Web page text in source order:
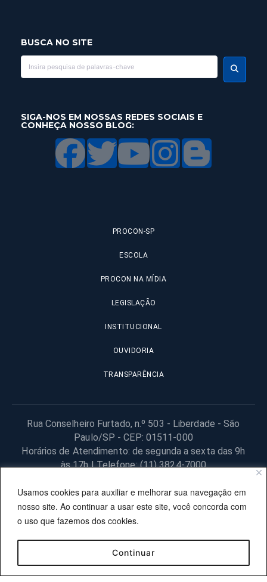
Usamos cookies para auxiliar e melhorar sua navegação em
nosso site. Ao continuar a usar este site, você concorda com
o uso que fazemos dos cookies.
Continuar
BUSCA NO SITE
SIGA-NOS EM NOSSAS REDES SOCIAIS E
CONHEÇA NOSSO BLOG:
PROCON-SP
ESCOLA
PROCON NA MÍDIA
LEGISLAÇÃO
INSTITUCIONAL
OUVIDORIA
TRANSPARÊNCIA
Rua Conselheiro Furtado, n.º 503 - Liberdade - São
Paulo/SP - CEP: 01511-000
Horários de Atendimento: de segunda a sexta das 9h
às 17h | Telefone: (11) 3824-7000
© 2025 Fundação Procon – SP – Todos os direitos reservados. |
Site desenvolvido pela PRODESP.